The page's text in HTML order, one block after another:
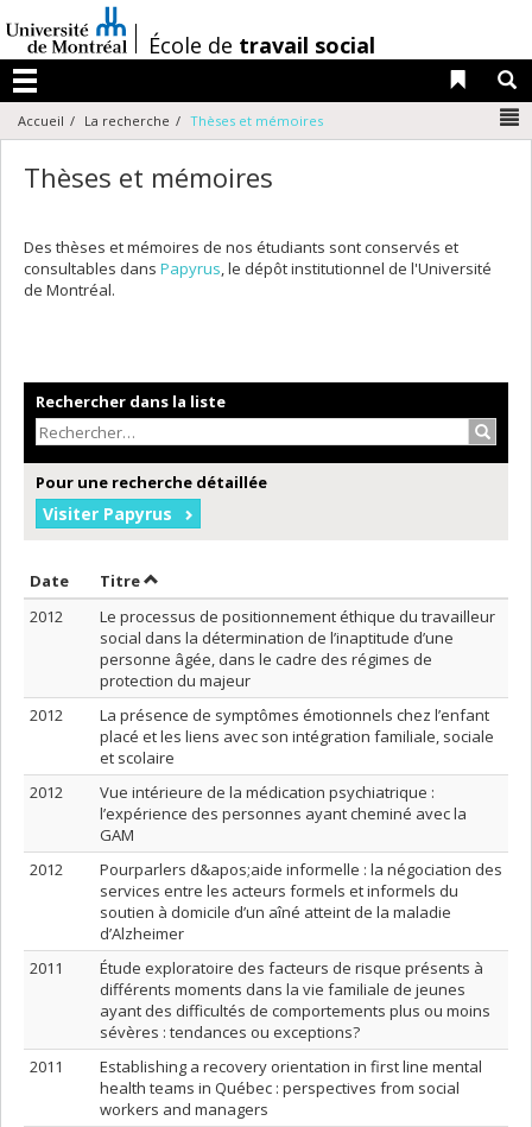
au
contenu
/École de travail social
Menu
Liens
Accueil La recherche Thèses et mémoires
Thèses et mémoires
Des thèses et mémoires de nos étudiants sont conservés et
consultables dans Papyrus, le dépôt institutionnel de l'Université
de Montréal.
Rechercher dans la liste
Pour une recherche détaillée
Visiter Papyrus
Date Trier par date en ordre croissant
TitreTrier par titre en ordre croissant
2012
Le processus de positionnement éthique du travailleur
social dans la détermination de l’inaptitude d’une
personne âgée, dans le cadre des régimes de
protection du majeur
2012
La présence de symptômes émotionnels chez l’enfant
placé et les liens avec son intégration familiale, sociale
et scolaire
2012
Vue intérieure de la médication psychiatrique :
l’expérience des personnes ayant cheminé avec la
GAM
2012
Pourparlers d&apos;aide informelle : la négociation des
services entre les acteurs formels et informels du
soutien à domicile d’un aîné atteint de la maladie
d’Alzheimer
2011
Étude exploratoire des facteurs de risque présents à
différents moments dans la vie familiale de jeunes
ayant des difficultés de comportements plus ou moins
sévères : tendances ou exceptions?
2011
Establishing a recovery orientation in first line mental
health teams in Québec : perspectives from social
workers and managers